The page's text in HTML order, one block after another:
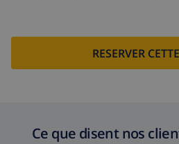
RESERVER
Ce que disent nos